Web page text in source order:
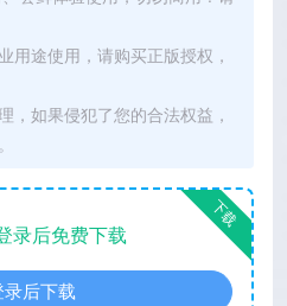
用途使用，请购买正版授权，
，如果侵犯了您的合法权益，
下载
录后免费下载
录后下载